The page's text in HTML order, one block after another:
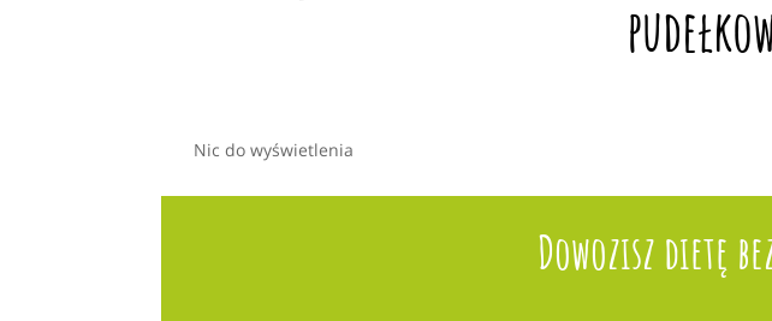
Nic do wyświetlenia
Dowozisz dietę